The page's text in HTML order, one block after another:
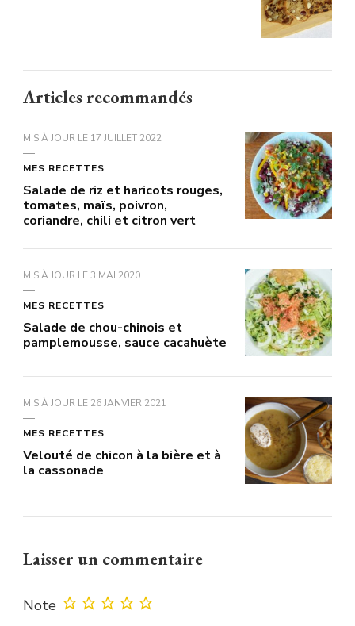
Articles recommandés
MIS À JOUR LE 17 JUILLET 2022
MES RECETTES
Salade de riz et haricots rouges,
tomates, maïs, poivron,
coriandre, chili et citron vert
MIS À JOUR LE 3 MAI 2020
MES RECETTES
Salade de chou-chinois et
pamplemousse, sauce cacahuète
MIS À JOUR LE 26 JANVIER 2021
MES RECETTES
Velouté de chicon à la bière et à
la cassonade
Laisser un commentaire
Note